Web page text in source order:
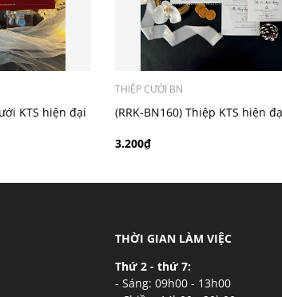
KTS hiện đại
THIỆP CƯỚI BN
(RRK-BN160) Thiệp KTS hiện
3.200₫
THỜI GIAN LÀM VIỆC
Thứ 2 - thứ 7:
- Sáng: 09h00 - 13h00